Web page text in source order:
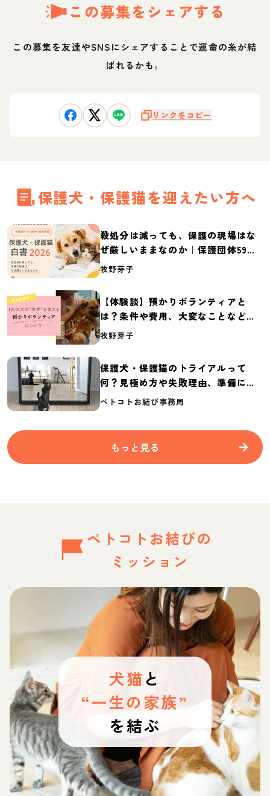
この募集をシェアする
この募集を友達やSNSにシェアすることで運命の糸が結
ばれるかも。
リンクをコピー
保護犬・保護猫を迎えたい方へ
殺処分は減っても、保護の現場はな
ぜ厳しいままなのか｜保護団体59団
体の実態調査【保護犬・保護猫白書
牧野芽子
【体験談】預かりボランティアと
は？条件や費用、大変なことなど紹
介
牧野芽子
保護犬・保護猫のトライアルって
何？見極め方や失敗理由、準備に必
要なものを紹介
ペトコトお結び事務局
もっと見る
ペトコトお結びの
ミッション
犬猫 と
“一生の家族”
を結ぶ